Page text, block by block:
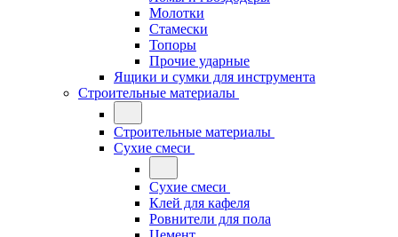
Молотки
Стамески
Топоры
Прочие ударные
Ящики и сумки для инструмента
Строительные материалы
Строительные материалы
Сухие смеси
Сухие смеси
Клей для кафеля
Ровнители для пола